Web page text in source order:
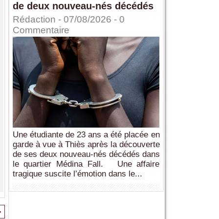
de deux nouveau-nés décédés
Rédaction - 07/08/2026 - 0
Commentaire
Une étudiante de 23 ans a été placée en
garde à vue à Thiès après la découverte
de ses deux nouveau-nés décédés dans
le quartier Médina Fall. Une affaire
tragique suscite l’émotion dans le...